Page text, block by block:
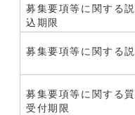
募集要項等に関する
込期限
募集要項等に関する
募集要項等に関する
受付期限